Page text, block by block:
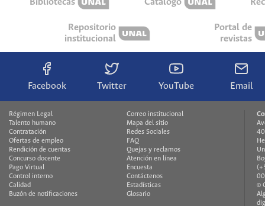
Repositorio
institucional
Portal de
revistas
Facebook Twitter YouTube Email
Régimen Legal
Talento humano
Contratación
Ofertas de empleo
Rendición de cuentas
Concurso docente
Pago Virtual
Control interno
Calidad
Buzón de notificaciones
Correo institucional
Mapa del sitio
Redes Sociales
FAQ
Quejas y reclamos
Atención en línea
Encuesta
Contáctenos
Estadísticas
Glosario
©